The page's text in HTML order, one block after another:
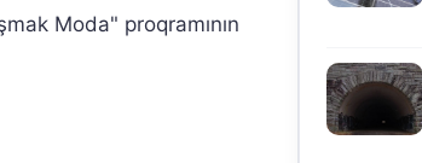
Moda" proqramının